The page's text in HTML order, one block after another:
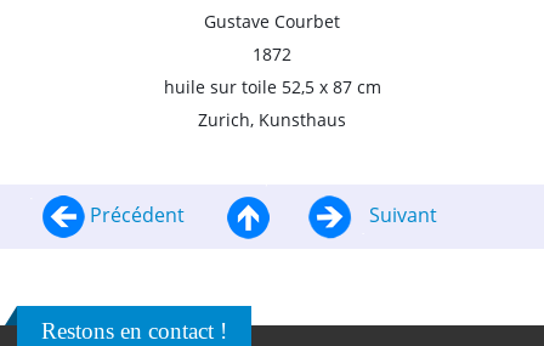
Gustave Courbet
1872
huile sur toile 52,5 x 87 cm
Zurich, Kunsthaus
Précédent Suivant
Restons en contact !